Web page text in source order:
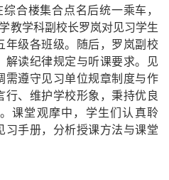
综合楼集合点名后统一乘车，
教学科副校长罗岚对见习学生
年级各班级。随后，罗岚副校
解读纪律规定与听课要求。见
需遵守见习单位规章制度与作
行、维护学校形象，秉持优良
课堂观摩中，学生们认真聆
习手册，分析授课方法与课堂